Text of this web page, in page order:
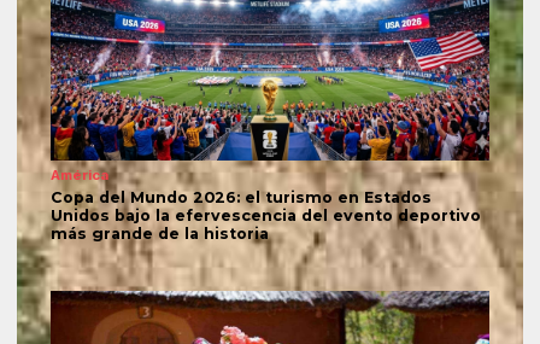
América
Copa del Mundo 2026: el turismo en Estados
Unidos bajo la efervescencia del evento deportivo
más grande de la historia